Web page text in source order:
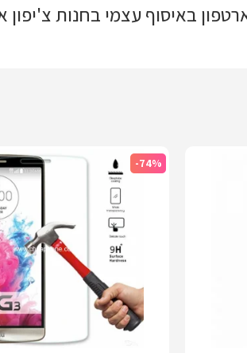
באיסוף עצמי בחנות
-74%